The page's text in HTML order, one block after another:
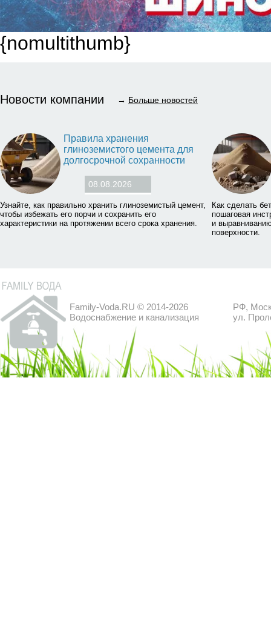
{nomultithumb}
Новости компании → Больше новостей
Правила хранения
глиноземистого цемента для
долгосрочной сохранности
08.08.2026
Узнайте, как правильно хранить глиноземистый цемент,
чтобы избежать его порчи и сохранить его
характеристики на протяжении всего срока хранения.
Как сделать
пошаговая
и
поверхности.
Family-Voda.RU © 2014-2026
Водоснабжение и канализация
РФ,
ул.